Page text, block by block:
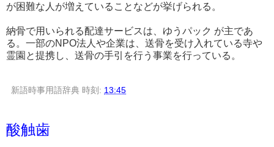
が困難な人が増えていることなどが挙げられる。
納骨で用いられる配達サービスは、ゆうパック が主であ
る。一部のNPO法人や企業は、送骨を受け入れている寺や
霊園と提携し、送骨の手引を行う事業を行っている。
新語時事用語辞典 時刻: 13:45
酸触歯